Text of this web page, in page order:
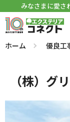
みなさまに愛さ
ホーム 優良工
（株）グ